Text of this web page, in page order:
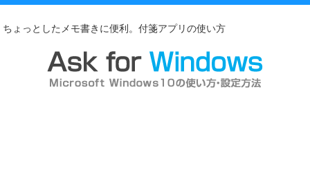
ちょっとしたメモ書きに便利。付箋アプリの使い方